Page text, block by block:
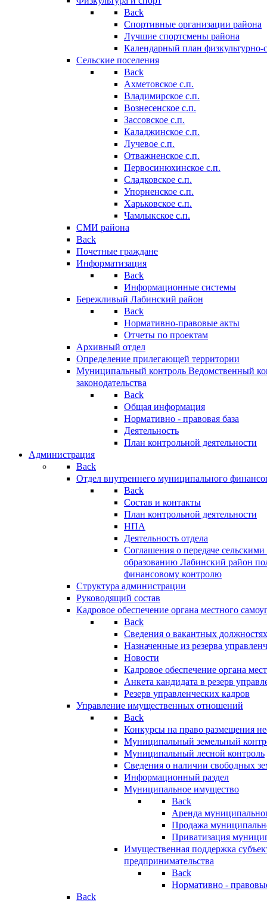
Back
Спортивные организации района
Лучшие спортсмены района
Календарный план
Сельские поселения
Back
Ахметовское с.п.
Владимирское с.п.
Вознесенское с.п.
Зассовское с.п.
Каладжинское с.п.
Лучевое с.п.
Отважненское с.п.
Первосинюхинское с.п.
Сладковское с.п.
Упорненское с.п.
Харьковское с.п.
Чамлыкское с.п.
СМИ района
Back
Почетные граждане
Информатизация
Back
Информационные системы
Бережливый Лабинский район
Back
Нормативно-правовые акты
Отчеты по проектам
Архивный отдел
Определение прилегающей территории
Муниципальный контроль Ведомственный
законодательства
Back
Общая информация
Нормативно - правовая база
Деятельность
План контрольной деятельности
Администрация
Back
Отдел внутреннего муниципального
Back
Состав и контакты
План контрольной деятельности
НПА
Деятельность отдела
Соглашения о передаче
образованию Лабинский район
финансовому контролю
Структура администрации
Руководящий состав
Кадровое обеспечение органа местного
Back
Сведения о вакантных
Назначенные из резерва
Новости
Кадровое обеспечение органа
Анкета кандидата в резерв
Резерв управленческих кадров
Управление имущественных отношений
Back
Конкурсы на право размещения
Муниципальный земельный
Муниципальный лесной контроль
Сведения о наличии свободных
Информационный раздел
Муниципальное имущество
Back
Аренда
Продажа
Приватизация
Имущественная поддержка
предпринимательства
Back
Нормативно -
Back